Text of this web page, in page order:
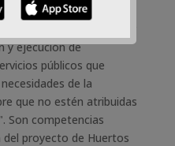
8, que "los
para ejercer
y ejecución de
públicos que
de la
que no estén atribuidas
Son competencias
del proyecto de Huertos